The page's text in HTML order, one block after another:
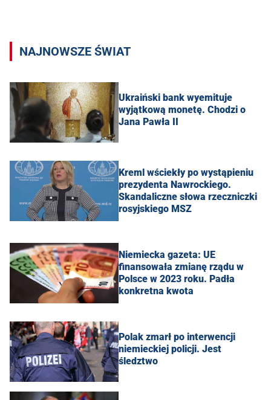
NAJNOWSZE ŚWIAT
Ukraiński bank wyemituje
wyjątkową monetę. Chodzi o
Jana Pawła II
Kreml wściekły po wystąpieniu
prezydenta Nawrockiego.
Skandaliczne słowa rzeczniczki
rosyjskiego MSZ
Niemiecka gazeta: UE
finansowała zmianę rządu w
Polsce w 2023 roku. Padła
konkretna kwota
Polak zmarł po interwencji
niemieckiej policji. Jest
śledztwo